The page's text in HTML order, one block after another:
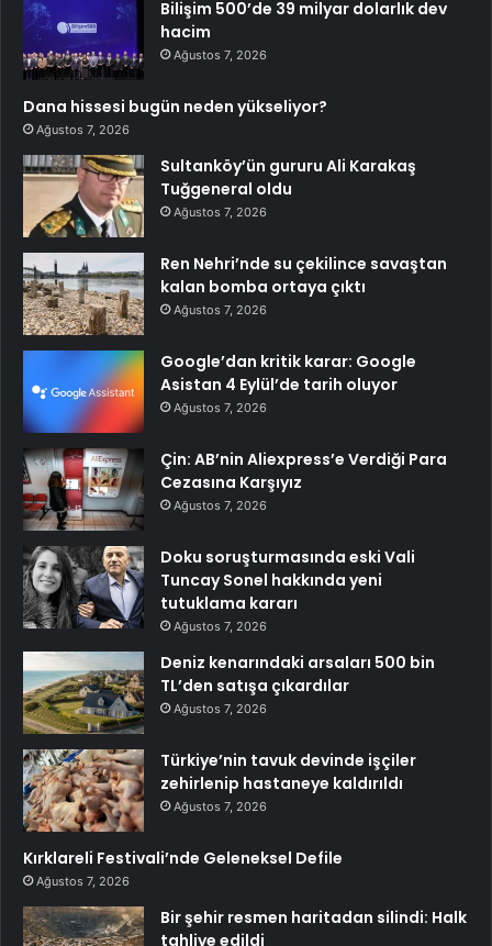
Bilişim 500’de 39 milyar dolarlık dev
hacim
Ağustos 7, 2026
Dana hissesi bugün neden yükseliyor?
Ağustos 7, 2026
Sultanköy’ün gururu Ali Karakaş
Tuğgeneral oldu
Ağustos 7, 2026
Ren Nehri’nde su çekilince savaştan
kalan bomba ortaya çıktı
Ağustos 7, 2026
Google’dan kritik karar: Google
Asistan 4 Eylül’de tarih oluyor
Ağustos 7, 2026
Çin: AB’nin Aliexpress’e Verdiği Para
Cezasına Karşıyız
Ağustos 7, 2026
Doku soruşturmasında eski Vali
Tuncay Sonel hakkında yeni
tutuklama kararı
Ağustos 7, 2026
Deniz kenarındaki arsaları 500 bin
TL’den satışa çıkardılar
Ağustos 7, 2026
Türkiye’nin tavuk devinde işçiler
zehirlenip hastaneye kaldırıldı
Ağustos 7, 2026
Kırklareli Festivali’nde Geleneksel Defile
Ağustos 7, 2026
Bir şehir resmen haritadan silindi: Halk
tahliye edildi